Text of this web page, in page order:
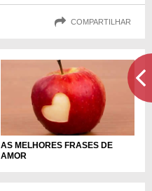
COMPARTILHAR
AS MELHORES FRASES DE
AMOR